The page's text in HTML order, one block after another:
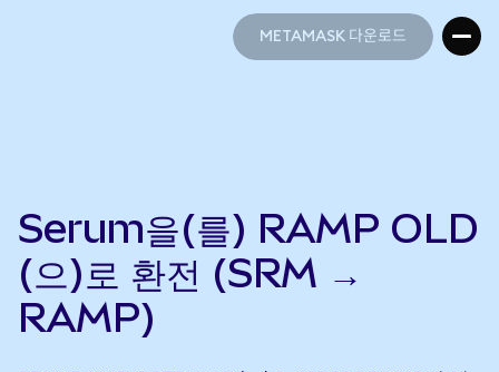
METAMASK 다운로드
Serum을(를) RAMP OLD
(으)로 환전 (SRM →
RAMP)